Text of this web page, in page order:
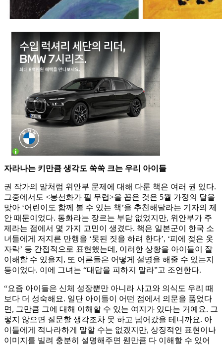
자라나는 키만큼 생각도 쑥쑥 크는 우리 아이들
권 작가의 말처럼 위안부 문제에 대해 다룬 책은 여러 권 있다.
그중에서도 <봉선화가 필 무렵>을 꼽은 것은 5월 가정의 달을
맞아 ‘어린이도 함께 볼 수 있는 책’을 추천해달라는 기자의 제
안 때문이었다. 동화라는 장르는 부담 없었지만, 위안부가 주
제라는 점에서 몇 가지 고민이 생겼다. 책은 일본군이 한국 소
녀들에게 저지른 만행을 ‘못된 짓을 하려 한다’, ‘피에 젖은 옷
자락’ 등 간접적으로 표현했는데, 이러한 상황을 아이들이 잘
이해할 수 있을지, 또 어른들은 어떻게 설명을 해줄 수 있는지
등이었다. 이에 그녀는 “대답을 피하지 말라”고 조언한다.
“요즘 아이들은 신체 성장뿐만 아니라 사고와 의식도 우리 때
보다 더 성숙해요. 일단 아이들이 어떤 점에서 의문을 품었다
면, 그만큼 그에 대해 이해할 수 있는 여지가 있다는 거예요. 그
렇지 않으면 질문할 생각조차 못 하고 넘어갔을 테니까요. 아
이들에게 적나라하게 말할 수는 없겠지만, 상징적인 표현이나
이미지를 빌려 충분히 설명해주면 웬만큼 다 이해할 수 있어